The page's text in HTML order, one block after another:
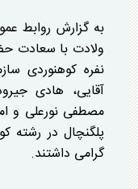
به گزارش روابط
ولادت با سعادت
نفره کوهنوردی
آقایی، هادی
پلگنچال در رشته
گرامی داشتند.